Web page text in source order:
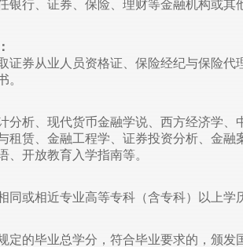
银行、证券、保险、理财等金融机构或其
证券从业人员资格证、保险经纪与保险代
。
分析、现代货币金融学说、西方经济学、
租赁、金融工程学、证券投资分析、金
、开放教育入学指南等。
同或相近专业高等专科（含专科）以上学
定的毕业总学分，符合毕业要求的，颁发